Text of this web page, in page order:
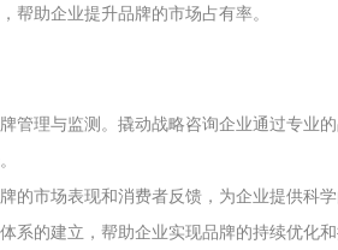
帮助企业提升品牌的市场占有率。
管理与监测。撬动战略咨询企业通过专业
的市场表现和消费者反馈，为企业提供科
的建立，帮助企业实现品牌的持续优化和